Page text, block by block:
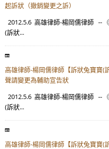
起訴狀（撤銷變更之訴）
2012.5.6 高雄律師-楊岡儒律師 --
(訴狀...
高雄律師-楊岡儒律師【訴狀兔寶寶(
聲請變更為輔助宣告狀
2012.5.6 高雄律師-楊岡儒律師 --
(訴狀...
高雄律師-楊岡儒律師【訴狀兔寶寶(